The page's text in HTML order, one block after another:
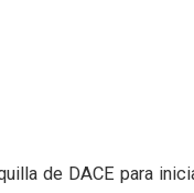
de DACE para